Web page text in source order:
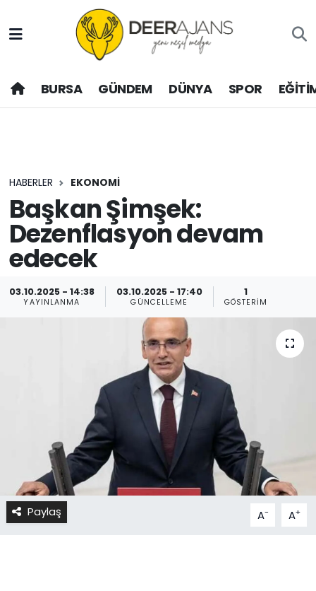
BURSA GÜNDEM DÜNYA SPOR
HABERLER EKONOMİ
Başkan Şimşek:
Dezenflasyon devam
edecek
03.10.2025 - 14:38
YAYINLANMA
03.10.2025 - 17:40
GÜNCELLEME
1
GÖSTERIM
Paylaş A- A+
Hava Durumu
Trafik Durumu
Son Dakika Haberleri
Haber Arşivi